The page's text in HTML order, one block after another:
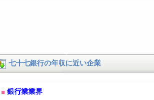
七十七銀行の年収に近い企業
銀行業業界